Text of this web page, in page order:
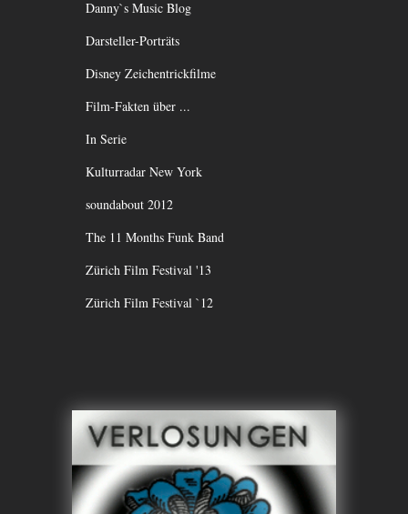
Danny`s Music Blog
Darsteller-Porträts
Disney Zeichentrickfilme
Film-Fakten über ...
In Serie
Kulturradar New York
soundabout 2012
The 11 Months Funk Band
Zürich Film Festival '13
Zürich Film Festival `12